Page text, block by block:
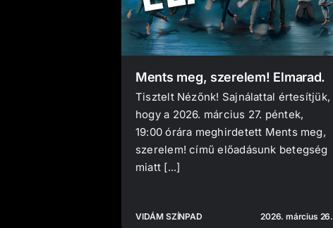
Ments meg, szerelem! Elmarad.
Tisztelt Nézőnk! Sajnálattal értesítjük,
hogy a 2026. március 27. péntek,
19:00 órára meghirdetett Ments meg,
szerelem! című előadásunk betegség
miatt [...]
VIDÁM SZÍNPAD 2026. március 26.